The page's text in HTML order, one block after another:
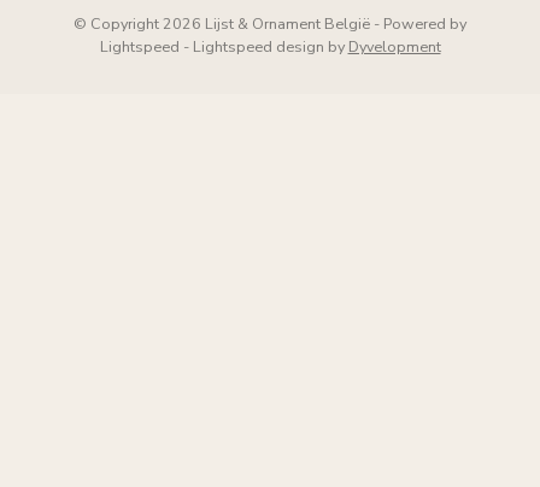
© Copyright 2026 Lijst & Ornament België - Powered by
Lightspeed - Lightspeed design by Dyvelopment